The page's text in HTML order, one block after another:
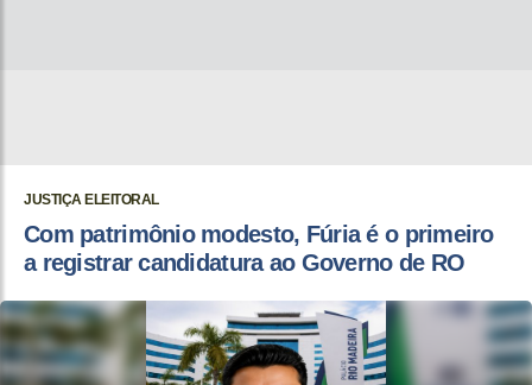
JUSTIÇA ELEITORAL
Com patrimônio modesto, Fúria é o primeiro
a registrar candidatura ao Governo de RO